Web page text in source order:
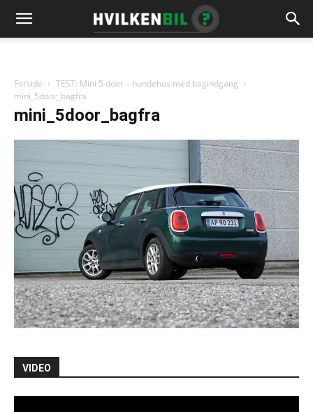
Forside
TEST: Mini 5 door – hundehus med bagindgang
mini_5door_bagfra
mini_5door_bagfra
VIDEO